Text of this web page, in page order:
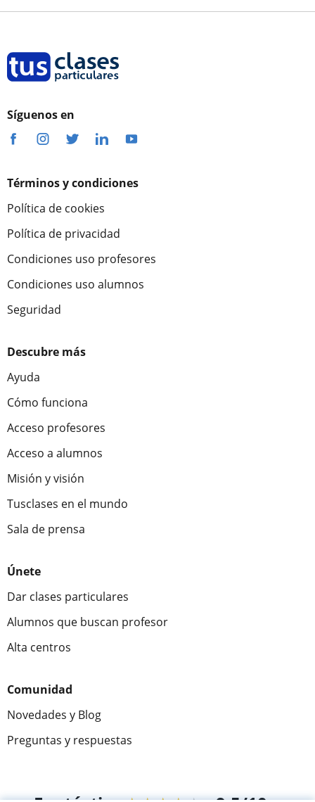
Síguenos en
Términos y condiciones
Política de cookies
Política de privacidad
Condiciones uso profesores
Condiciones uso alumnos
Seguridad
Descubre más
Ayuda
Cómo funciona
Acceso profesores
Acceso a alumnos
Misión y visión
Tusclases en el mundo
Sala de prensa
Únete
Dar clases particulares
Alumnos que buscan profesor
Alta centros
Comunidad
Novedades y Blog
Preguntas y respuestas